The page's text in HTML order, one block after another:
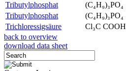
Tributylphosphat
(C₄H₉)₃PO₄
Tributylphosphat
(C₄H₉)₃PO₄
Trichloressigsäure
Cl₃C COOH
back to overview
download data sheet